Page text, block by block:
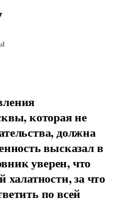
которая не
должна
высказал в
уверен, что
халатности, за что
по всей